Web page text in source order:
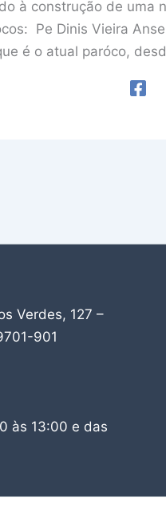
à construção de uma
Pe Dinis Vieira
é o atual paróco,
Verdes, 127 –
901
às 13:00 e das